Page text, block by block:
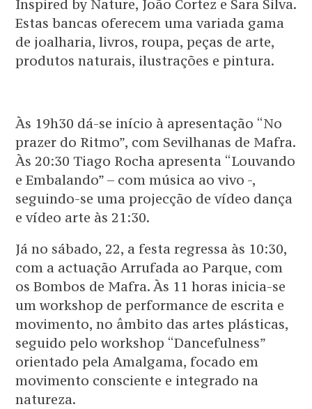
Inspired by Nature, João Cortez e Sara Silva.
Estas bancas oferecem uma variada gama
de joalharia, livros, roupa, peças de arte,
produtos naturais, ilustrações e pintura.
Às 19h30 dá-se início à apresentação “No
prazer do Ritmo”, com Sevilhanas de Mafra.
Às 20:30 Tiago Rocha apresenta “Louvando
e Embalando” – com música ao vivo -,
seguindo-se uma projecção de vídeo dança
e vídeo arte às 21:30.
Já no sábado, 22, a festa regressa às 10:30,
com a actuação Arrufada ao Parque, com
os Bombos de Mafra. Às 11 horas inicia-se
um workshop de performance de escrita e
movimento, no âmbito das artes plásticas,
seguido pelo workshop “Dancefulness”
orientado pela Amalgama, focado em
movimento consciente e integrado na
natureza.